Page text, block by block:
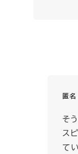
匿名
そ
ス
て